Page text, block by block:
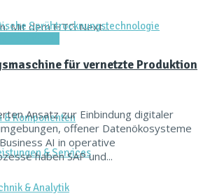
Mit dem HTG Next...
& Komponenten
& Services
& Analytik
für vernetzte Produktion
Ansatz zur Einbindung digitaler
offener Datenökosysteme
AI in operative
haben SAP und...